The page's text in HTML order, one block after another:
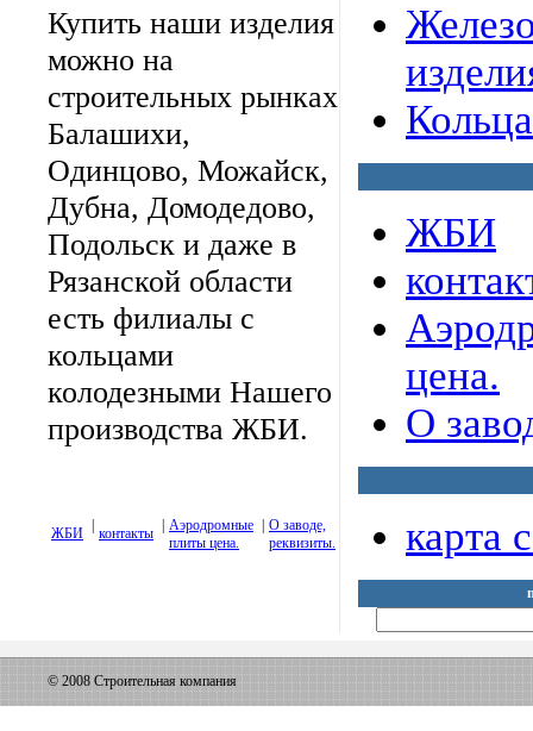
Купить наши изделия
можно на
строительных рынках
Балашихи,
Одинцово, Можайск,
Дубна, Домодедово,
Подольск и даже в
Рязанской области
есть филиалы с
кольцами
колодезными Нашего
производства ЖБИ.
ЖБИ контакты
Аэродромные
плиты цена.
О заводе,
реквизиты.
ЖБИ
цена.
О
карта
© 2008 Строительная компания